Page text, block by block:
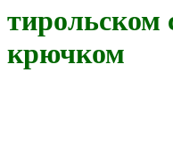
тирольском
крючком